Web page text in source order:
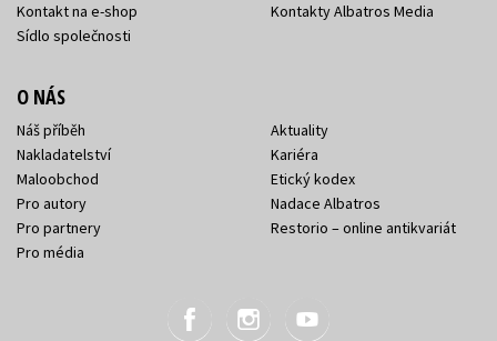
Kontakt na e-shop
Sídlo společnosti
Kontakty Albatros Media
O NÁS
Náš příběh
Nakladatelství
Maloobchod
Pro autory
Pro partnery
Pro média
Aktuality
Kariéra
Etický kodex
Nadace Albatros
Restorio – online antikvariát